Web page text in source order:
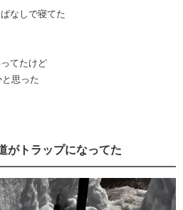
なしで寝てた
てたけど
思った
がトラップになってた